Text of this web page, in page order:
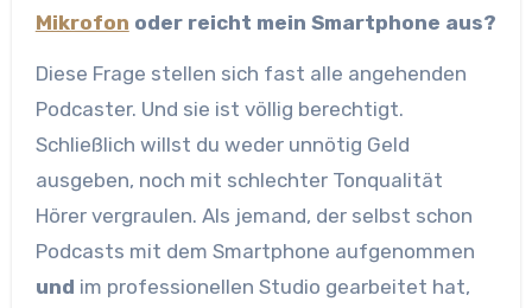
Mikrofon oder reicht mein Smartphone aus?
Diese Frage stellen sich fast alle angehenden
Podcaster. Und sie ist völlig berechtigt.
Schließlich willst du weder unnötig Geld
ausgeben, noch mit schlechter Tonqualität
Hörer vergraulen. Als jemand, der selbst schon
Podcasts mit dem Smartphone aufgenommen
und im professionellen Studio gearbeitet hat,